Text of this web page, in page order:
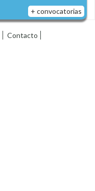
+ convocatorias
Contacto